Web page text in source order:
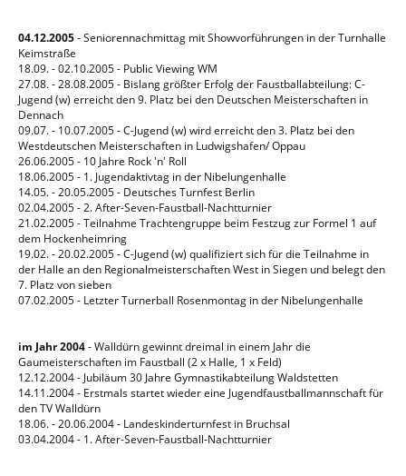
04.12.2005- Seniorennachmittag mit Showvorführungen in der Turnhalle
Keimstraße
18.09. - 02.10.2005 - Public Viewing WM
27.08. - 28.08.2005 - Bislang größter Erfolg der Faustballabteilung: C-
Jugend (w) erreicht den 9. Platz bei den Deutschen Meisterschaften in
Dennach
09.07. - 10.07.2005 - C-Jugend (w) wird erreicht den 3. Platz bei den
Westdeutschen Meisterschaften in Ludwigshafen/ Oppau
26.06.2005 - 10 Jahre Rock 'n' Roll
18.06.2005 - 1. Jugendaktivtag in der Nibelungenhalle
14.05. - 20.05.2005 - Deutsches Turnfest Berlin
02.04.2005 - 2. After-Seven-Faustball-Nachtturnier
21.02.2005 - Teilnahme Trachtengruppe beim Festzug zur Formel 1 auf
dem Hockenheimring
19.02. - 20.02.2005 - C-Jugend (w) qualifiziert sich für die Teilnahme in
der Halle an den Regionalmeisterschaften West in Siegen und belegt den
7. Platz von sieben
07.02.2005 - Letzter Turnerball Rosenmontag in der Nibelungenhalle
im Jahr 2004- Walldürn gewinnt dreimal in einem Jahr die
Gaumeisterschaften im Faustball (2 x Halle, 1 x Feld)
12.12.2004 - Jubiläum 30 Jahre Gymnastikabteilung Waldstetten
14.11.2004 - Erstmals startet wieder eine Jugendfaustballmannschaft für
den TV Walldürn
18.06. - 20.06.2004 - Landeskinderturnfest in Bruchsal
03.04.2004 - 1. After-Seven-Faustball-Nachtturnier